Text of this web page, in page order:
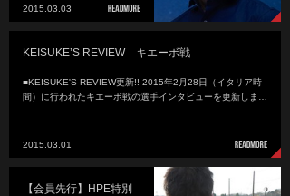
2015.03.03
KEISUKE’S REVIEW キエーボ戦
■KEISUKE'S REVIEW更新!! 2015年2月28日（イタリア時
間）に行われたキエーボ戦の選手インタビューを更新しま…
2015.03.01
【会員先行】HPE特別